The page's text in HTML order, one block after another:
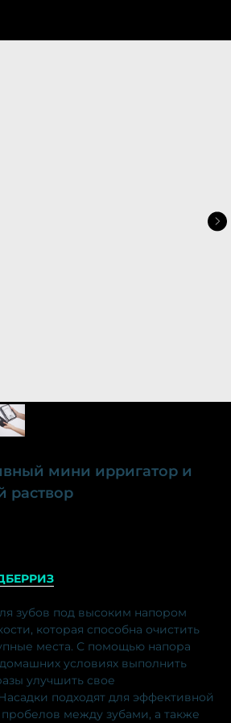
мини ирригатор и
раствор
зубов под высоким напором
которая способна очистить
места. С помощью напора
условиях выполнить
улучшить свое
подходят для эффективной
между зубами, а также